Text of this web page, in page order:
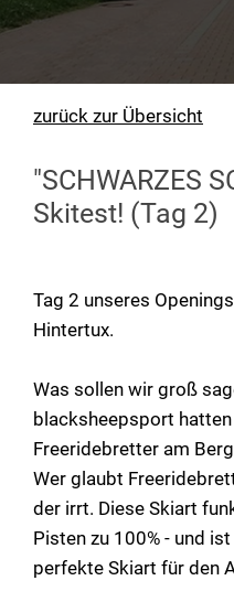
zurück zur Übersicht
"SCHWARZES
Skitest! (Tag 2)
Tag 2 unseres
Hintertux.
Was sollen wir groß
blacksheepsport
Freeridebretter am
Wer glaubt
der irrt. Diese Skiart
Pisten zu 100% - und
perfekte Skiart für den